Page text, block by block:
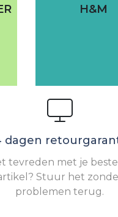
H&M
dagen
tevreden met je
Stuur het
problemen terug.